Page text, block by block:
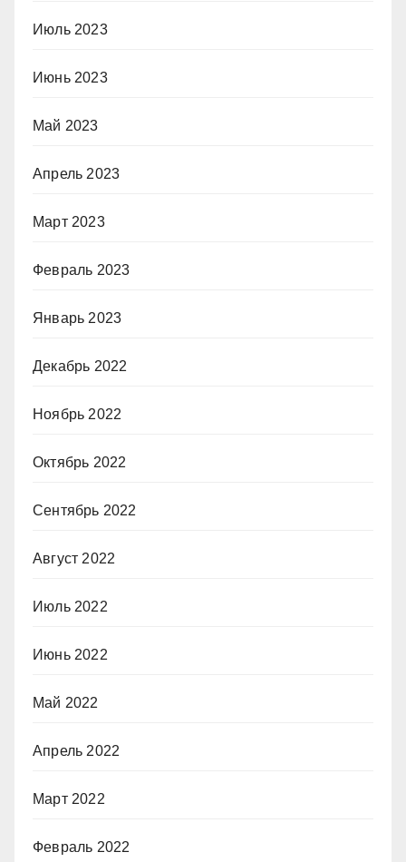
Июль 2023
Июнь 2023
Май 2023
Апрель 2023
Март 2023
Февраль 2023
Январь 2023
Декабрь 2022
Ноябрь 2022
Октябрь 2022
Сентябрь 2022
Август 2022
Июль 2022
Июнь 2022
Май 2022
Апрель 2022
Март 2022
Февраль 2022